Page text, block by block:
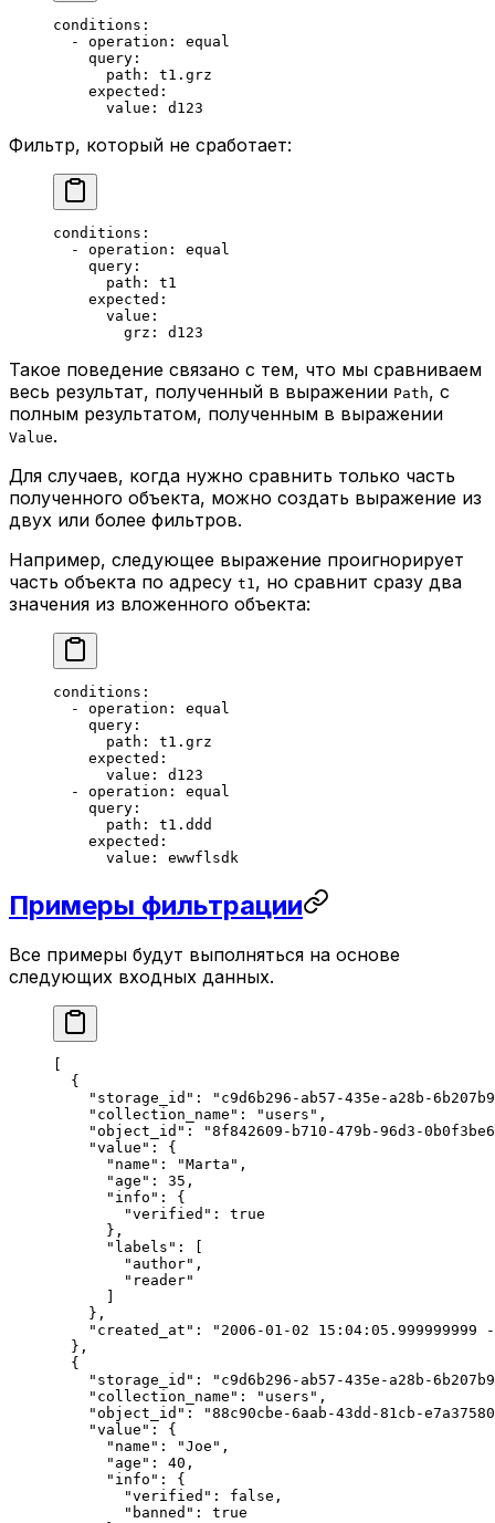
conditions :
  -
operation : equal
    query
:
      path
: t1.grz
    expected
:
      value
: d123
Фильтр, который не сработает:
conditions :
  -
operation : equal
    query
:
      path
: t1
    expected
:
      value
:
        grz
: d123
Такое поведение связано с тем, что мы сравниваем
весь результат, полученный в выражении Path, с
полным результатом, полученным в выражении
Value.
Для случаев, когда нужно сравнить только часть
полученного объекта, можно создать выражение из
двух или более фильтров.
Например, следующее выражение проигнорирует
часть объекта по адресу t1 , но сравнит сразу два
значения из вложенного объекта:
conditions :
  -
operation : equal
    query
:
      path
: t1.grz
    expected
:
      value
: d123
  -
operation : equal
    query
:
      path
: t1.ddd
    expected
:
      value
: ewwflsdk
Примеры фильтрации
Все примеры будут выполняться на основе
следующих входных данных.
  {
    "storage_id"
:
"c9d6b296-ab57-435e-a28b-
    "collection_name"
: "users" ,
    "object_id"
:
"8f842609-b710-479b-96d3-
    "value"
: {
      "name"
: "Marta" ,
      "age"
: 35 ,
      "info"
: {
        "verified"
: true
      },
      "labels"
: [
        "author"
,
        "reader"
    },
    "created_at"
:
"2006-01-02 15:04:05.999999999 -
  },
  {
    "storage_id"
:
"c9d6b296-ab57-435e-a28b-
    "collection_name"
: "users" ,
    "object_id"
:
"88c90cbe-6aab-43dd-81cb-
    "value"
: {
      "name"
: "Joe" ,
      "age"
: 40 ,
      "info"
: {
        "verified"
: false ,
        "banned"
: true